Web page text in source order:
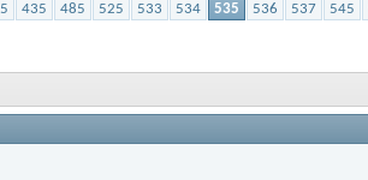
435 485 525 533 534 535 536 537 545